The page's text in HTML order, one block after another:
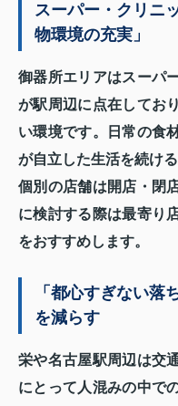
スーパー・クリニ
物環境の充実」
御器所エリアはスーパ
が駅周辺に点在してお
い環境です。日常の食
が自立した生活を続け
個別の店舗は開店・閉
に検討する際は最寄り
をおすすめします。
「都心すぎない落
を減らす
栄や名古屋駅周辺は交
にとって人混みの中で